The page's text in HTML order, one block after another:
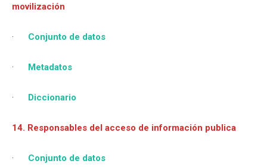
movilización
· Conjunto de datos
· Metadatos
· Diccionario
14. Responsables del acceso de información publica
· Conjunto de datos